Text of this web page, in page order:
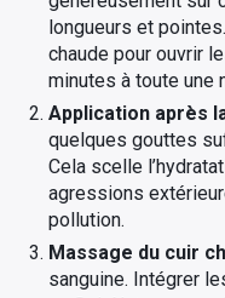
longueurs et
chaude pour ouvrir
minutes à toute une
Application après
quelques gouttes
Cela scelle
agressions
pollution.
Massage du cuir
sanguine. Intégrer